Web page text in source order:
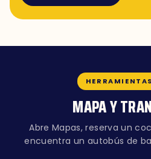
MAPA Y
Abre Mapas, reserva un
encuentra un autobús de